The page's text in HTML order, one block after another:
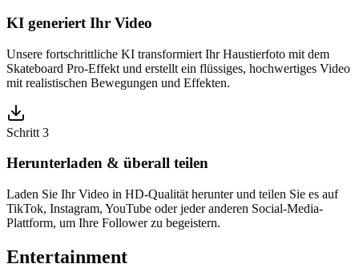
KI generiert Ihr Video
Unsere fortschrittliche KI transformiert Ihr Haustierfoto mit dem
Skateboard Pro-Effekt und erstellt ein flüssiges, hochwertiges Video
mit realistischen Bewegungen und Effekten.
Schritt 3
Herunterladen & überall teilen
Laden Sie Ihr Video in HD-Qualität herunter und teilen Sie es auf
TikTok, Instagram, YouTube oder jeder anderen Social-Media-
Plattform, um Ihre Follower zu begeistern.
Entertainment